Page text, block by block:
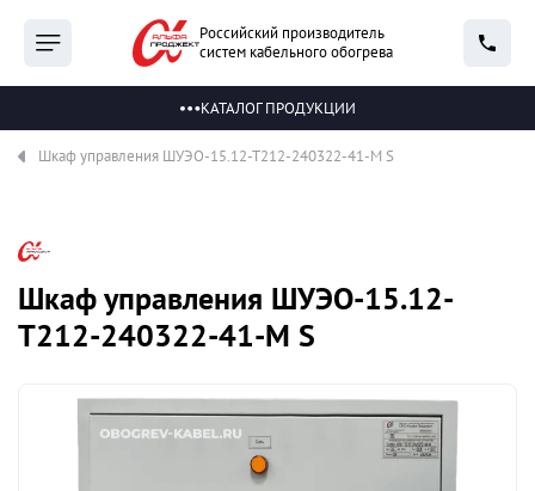
Российский производитель
систем кабельного обогрева
КАТАЛОГ ПРОДУКЦИИ
Шкаф управления ШУЭО-15.12-Т212-240322-41-М S
Шкаф управления ШУЭО-15.12-
Т212-240322-41-М S